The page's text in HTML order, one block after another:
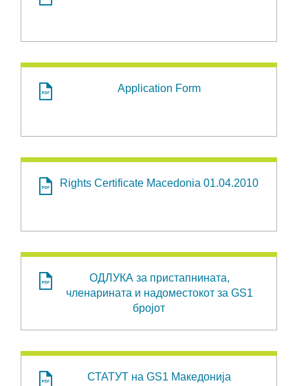
Application Form
Rights Certificate Macedonia 01.04.2010
ОДЛУКА за пристапнината,
членарината и надоместокот за GS1
бројот
СТАТУТ на GS1 Македонија